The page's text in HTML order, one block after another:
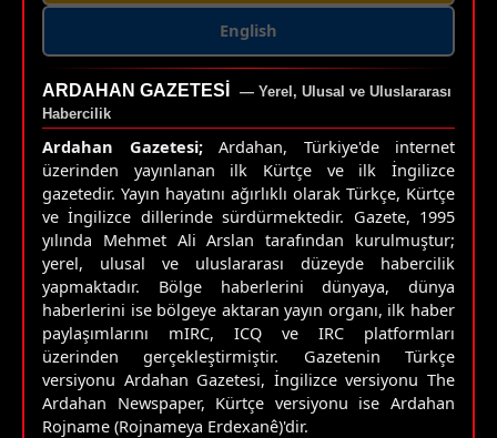
English
ARDAHAN GAZETESI
— Yerel, Ulusal ve Uluslararası
Habercilik
Ardahan Gazetesi;Ardahan, Türkiye'de internet
üzerinden yayınlanan ilk Kürtçe ve ilk İngilizce
gazetedir. Yayın hayatını ağırlıklı olarak Türkçe, Kürtçe
ve İngilizce dillerinde sürdürmektedir. Gazete, 1995
yılında Mehmet Ali Arslan tarafından kurulmuştur;
yerel, ulusal ve uluslararası düzeyde habercilik
yapmaktadır. Bölge haberlerini dünyaya, dünya
haberlerini ise bölgeye aktaran yayın organı, ilk haber
paylaşımlarını mIRC, ICQ ve IRC platformları
üzerinden gerçekleştirmiştir. Gazetenin Türkçe
versiyonu Ardahan Gazetesi, İngilizce versiyonu The
Ardahan Newspaper, Kürtçe versiyonu ise Ardahan
Rojname (Rojnameya Erdexanê)'dir.